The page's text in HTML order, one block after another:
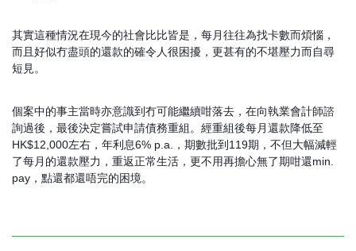
其實這種情況在現今的社會比比皆是，每月往往為找卡數而煩惱，
而且好似冇盡頭的還款的確令人很困擾，更甚有的不堪壓力而自尋
短見。
個案中的事主當時亦意識到冇可能繼續咁落去，在向執業會計師諮
詢過後，最後決定嘗試申請債務重組。經重組後每月還款降低至
HK$12,000左右，年利息6% p.a.，期數批到119期，不但大幅減輕
了每月的還款壓力，重返正常生活，更不用再擔心無了期咁還min.
pay，點還都還唔完的困境。